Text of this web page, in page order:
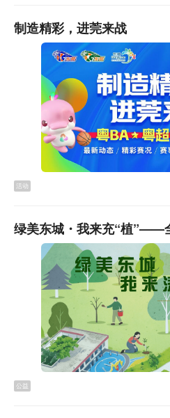
汽车“置换更新”
东莞想要换车的小伙伴们注意
乘用车置换更新政策启动，实
由2024年9月1日往前追溯至
进行汽车“置换更新”送上“大
16000元。
关键词：以旧换新,汽车,电器
制造精彩，进莞来战
活动
绿美东城・我来充“植”——
公益